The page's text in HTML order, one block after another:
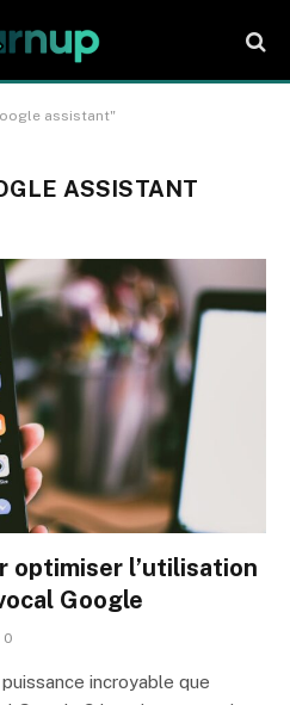
assistant"
ASSISTANT
optimiser l’utilisation
Google
0
incroyable que